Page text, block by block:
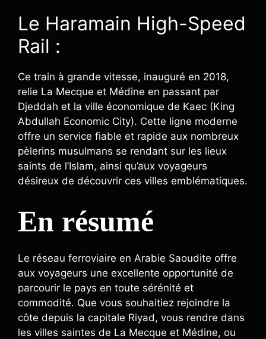
Le Haramain High-Speed
Rail :
Ce train à grande vitesse, inauguré en 2018,
relie La Mecque et Médine en passant par
Djeddah et la ville économique de Kaec (King
Abdullah Economic City). Cette ligne moderne
offre un service fiable et rapide aux nombreux
pèlerins musulmans se rendant sur les lieux
saints de l’Islam, ainsi qu’aux voyageurs
désireux de découvrir ces villes emblématiques.
En résumé
Le réseau ferroviaire en Arabie Saoudite offre
aux voyageurs une excellente opportunité de
parcourir le pays en toute sérénité et
commodité. Que vous souhaitiez rejoindre la
côte depuis la capitale Riyad, vous rendre dans
les villes saintes de La Mecque et Médine, ou